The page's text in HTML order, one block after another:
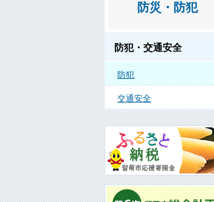
防災・防犯
防犯・交通安全
防犯
交通安全